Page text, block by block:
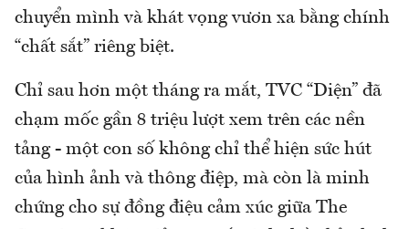
chuyển mình và khát vọng vươn xa bằng chính
“chất sắt” riêng biệt.
Chỉ sau hơn một tháng ra mắt, TVC “Diện” đã
chạm mốc gần 8 triệu lượt xem trên các nền
tảng - một con số không chỉ thể hiện sức hút
của hình ảnh và thông điệp, mà còn là minh
chứng cho sự đồng điệu cảm xúc giữa The